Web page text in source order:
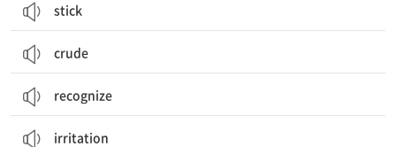
stick
crude
recognize
irritation